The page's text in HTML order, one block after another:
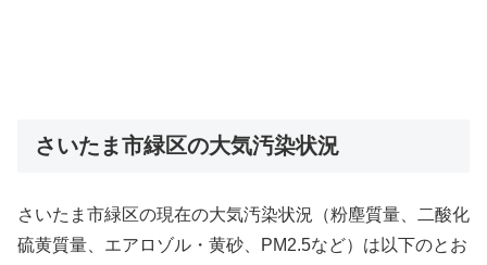
さいたま市緑区の大気汚染状況
さいたま市緑区の現在の大気汚染状況（粉塵質量、二酸化
硫黄質量、エアロゾル・黄砂、PM2.5など）は以下のとお